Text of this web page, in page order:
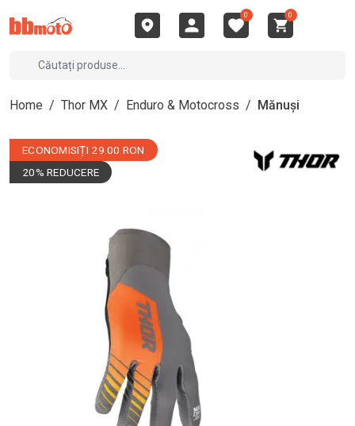
0 0
Home / Thor MX / Enduro & Motocross / Mănuși
ECONOMISIȚI 29.00 RON
20% REDUCERE